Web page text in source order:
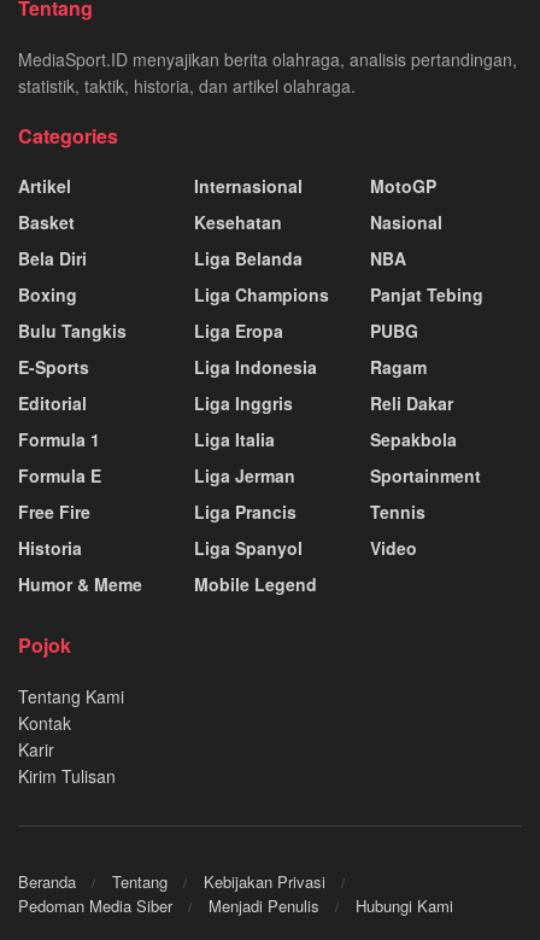
Tentang
MediaSport.ID menyajikan berita olahraga, analisis pertandingan,
statistik, taktik, historia, dan artikel olahraga.
Categories
Artikel
Basket
Bela Diri
Boxing
Bulu Tangkis
E-Sports
Editorial
Formula 1
Formula E
Free Fire
Historia
Humor & Meme
Internasional
Kesehatan
Liga Belanda
Liga Champions
Liga Eropa
Liga Indonesia
Liga Inggris
Liga Italia
Liga Jerman
Liga Prancis
Liga Spanyol
Mobile Legend
MotoGP
Nasional
NBA
Panjat Tebing
PUBG
Ragam
Reli Dakar
Sepakbola
Sportainment
Tennis
Video
Pojok
Tentang Kami
Kontak
Karir
Kirim Tulisan
Beranda Tentang
Kebijakan Privasi
Pedoman Media Siber
Menjadi Penulis Hubungi Kami